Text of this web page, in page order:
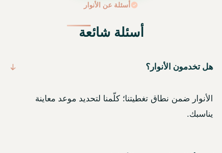
أسئلة عن الأنوار
أسئلة شائعة
هل تخدمون الأنوار؟
الأنوار ضمن نطاق تغطيتنا؛ كلّمنا لتحديد موعد معاينة
يناسبك.